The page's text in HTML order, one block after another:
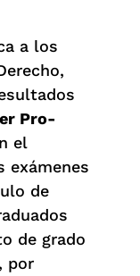
a los
Pro-
el
exámenes
de
de grado
por